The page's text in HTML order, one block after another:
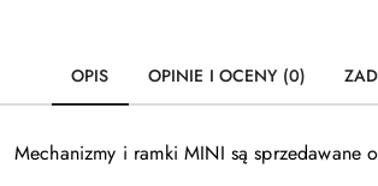
OPIS OPINIE I OCENY (0)
Mechanizmy i ramki MINI są sprzedawane